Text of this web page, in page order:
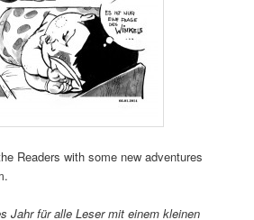
Readers with some new adventures
Jahr für alle Leser mit einem kleinen